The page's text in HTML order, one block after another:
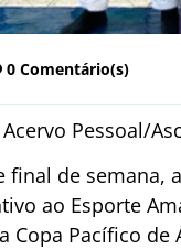
0 Comentário(s)
Pessoal/
final de semana,
ao Esporte
Copa Pacífico de